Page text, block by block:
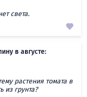
света.
в августе:
растения томата в
из грунта?